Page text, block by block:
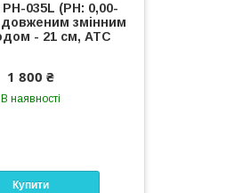
035L (РН: 0,00-
змінним
- 21 см, АТС
1 800 ₴
В наявності
Купити